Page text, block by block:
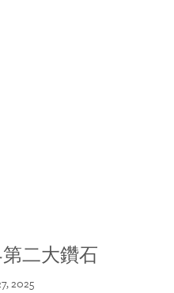
二大鑽石
2025